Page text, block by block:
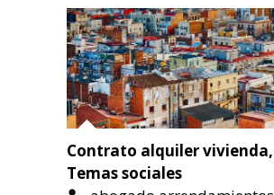
Contrato alquiler vivienda,
Temas sociales